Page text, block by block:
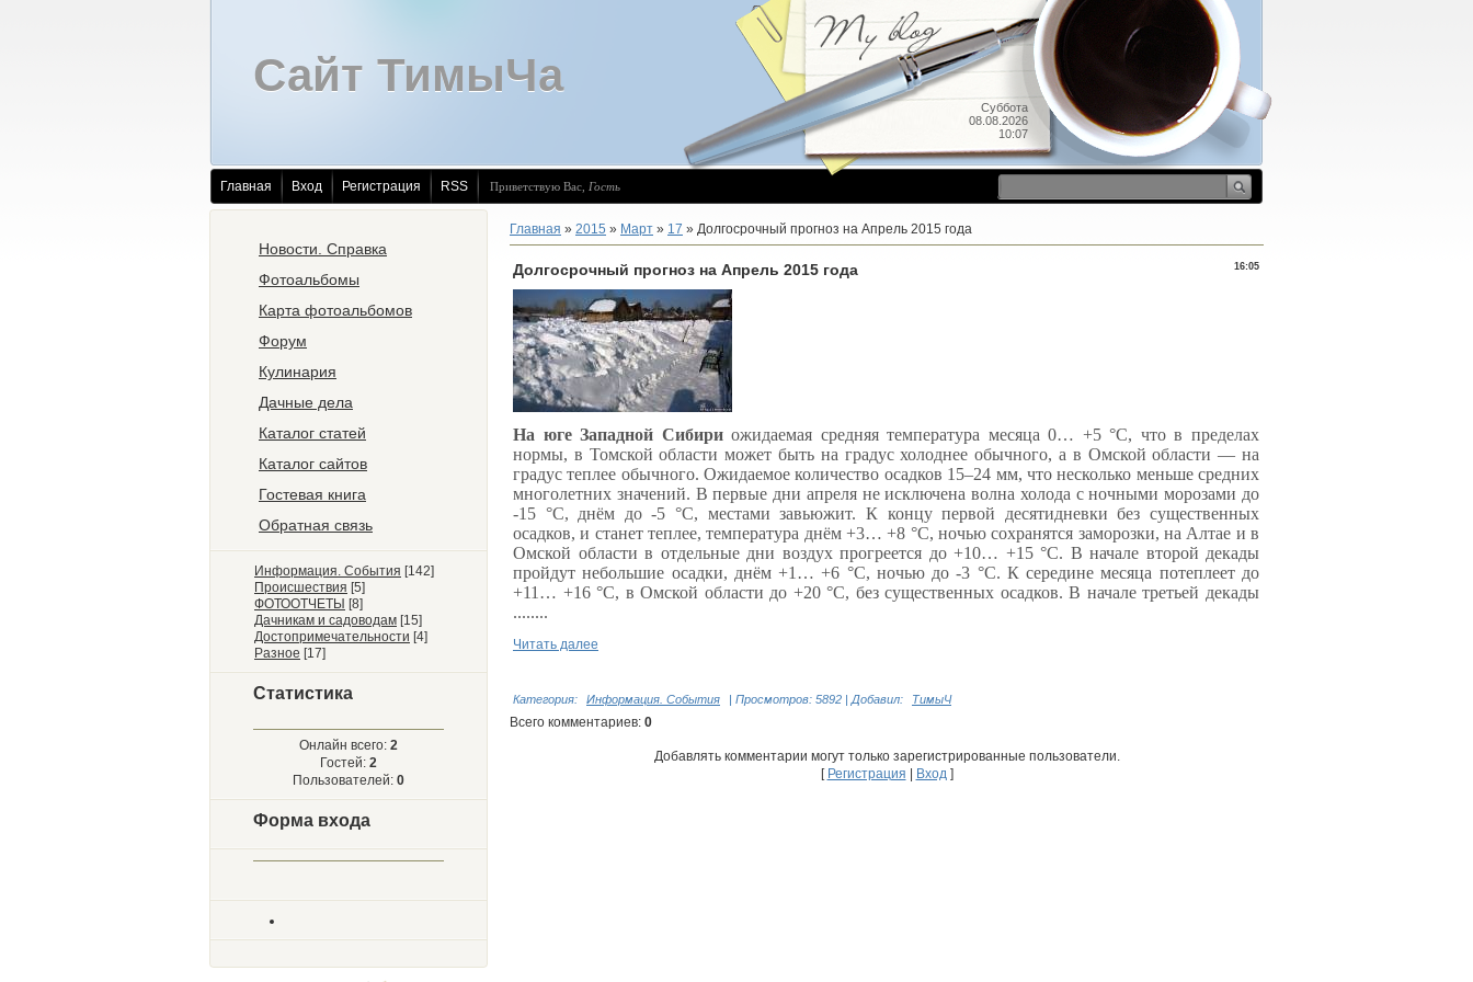
Суббота
08.08.2026
10:07
Сайт ТимыЧа
Главная Вход Регистрация RSS Приветствую Вас Гость
Новости. Справка
Фотоальбомы
Карта фотоальбомов
Форум
Кулинария
Дачные дела
Каталог статей
Каталог сайтов
Гостевая книга
Обратная связь
Информация. События [142]
Происшествия [5]
ФОТООТЧЕТЫ [8]
Дачникам и садоводам [15]
Достопримечательности [4]
Разное [17]
Статистика
Онлайн всего: 2
Гостей: 2
Пользователей: 0
Форма входа
Главная » 2015 » Март » 17 » Долгосрочный прогноз на Апрель 2015 года
16:05
Долгосрочный прогноз на Апрель 2015 года
На юге Западной Сибириожидаемая средняя температура месяца 0… +5 °С, что в пределах
нормы, в Томской области может быть на градус холоднее обычного, а в Омской области — на
градус теплее обычного. Ожидаемое количество осадков 15–24 мм, что несколько меньше средних
многолетних значений. В первые дни апреля не исключена волна холода с ночными морозами до
-15 °С, днём до -5 °С, местами завьюжит. К концу первой десятидневки без существенных
осадков, и станет теплее, температура днём +3… +8 °С, ночью сохранятся заморозки, на Алтае и в
Омской области в отдельные дни воздух прогреется до +10… +15 °С. В начале второй декады
пройдут небольшие осадки, днём +1… +6 °С, ночью до -3 °С. К середине месяца потеплеет до
+11… +16 °С, в Омской области до +20 °С, без существенных осадков. В начале третьей декады
........
Читать далее
Категория: Информация. События | Просмотров: 5892 | Добавил: ТимыЧ
Всего комментариев: 0
Добавлять комментарии могут только зарегистрированные пользователи.
[ Регистрация Вход]